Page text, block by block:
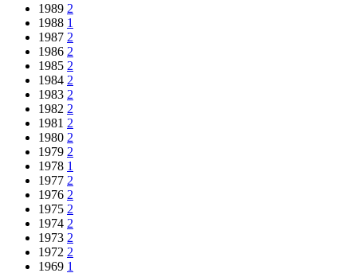
1989 2
1988 1
1987 2
1986 2
1985 2
1984 2
1983 2
1982 2
1981 2
1980 2
1979 2
1978 1
1977 2
1976 2
1975 2
1974 2
1973 2
1972 2
1969 1